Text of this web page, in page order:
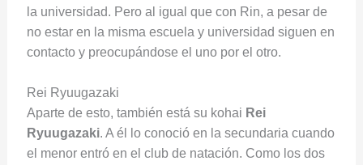
la universidad. Pero al igual que con Rin, a pesar de
no estar en la misma escuela y universidad siguen en
contacto y preocupándose el uno por el otro.
Rei Ryuugazaki
Aparte de esto, también está su kohai Rei
Ryuugazaki. A él lo conoció en la secundaria cuando
el menor entró en el club de natación. Como los dos